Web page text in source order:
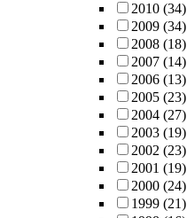
2010 (34)
2009 (34)
2008 (18)
2007 (14)
2006 (13)
2005 (23)
2004 (27)
2003 (19)
2002 (23)
2001 (19)
2000 (24)
1999 (21)